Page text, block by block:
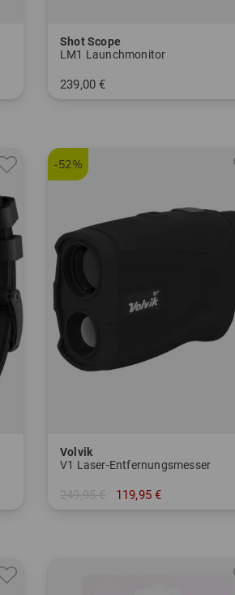
Shot Scope
LM1 Launchmonitor
239,00 €
-52%
Volvik
V1 Laser-Entfernungsmesser
249,95 € 119,95 €